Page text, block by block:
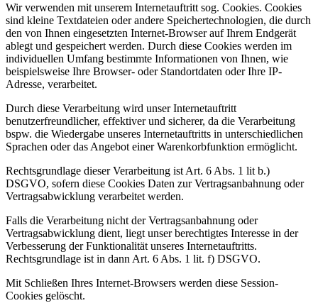
Wir verwenden mit unserem Internetauftritt sog. Cookies. Cookies
sind kleine Textdateien oder andere Speichertechnologien, die durch
den von Ihnen eingesetzten Internet-Browser auf Ihrem Endgerät
ablegt und gespeichert werden. Durch diese Cookies werden im
individuellen Umfang bestimmte Informationen von Ihnen, wie
beispielsweise Ihre Browser- oder Standortdaten oder Ihre IP-
Adresse, verarbeitet.
Durch diese Verarbeitung wird unser Internetauftritt
benutzerfreundlicher, effektiver und sicherer, da die Verarbeitung
bspw. die Wiedergabe unseres Internetauftritts in unterschiedlichen
Sprachen oder das Angebot einer Warenkorbfunktion ermöglicht.
Rechtsgrundlage dieser Verarbeitung ist Art. 6 Abs. 1 lit b.)
DSGVO, sofern diese Cookies Daten zur Vertragsanbahnung oder
Vertragsabwicklung verarbeitet werden.
Falls die Verarbeitung nicht der Vertragsanbahnung oder
Vertragsabwicklung dient, liegt unser berechtigtes Interesse in der
Verbesserung der Funktionalität unseres Internetauftritts.
Rechtsgrundlage ist in dann Art. 6 Abs. 1 lit. f) DSGVO.
Mit Schließen Ihres Internet-Browsers werden diese Session-
Cookies gelöscht.